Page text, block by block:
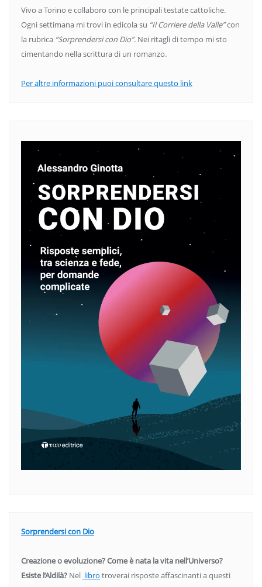
Vivo a Torino e collaboro con le principali testate cattoliche.
Ogni settimana mi trovi in edicola su “Il Corriere della Valle”con
la rubrica “Sorprendersi con Dio”. Nei ritagli di tempo mi sto
cimentando nella scrittura di un romanzo.
Per altre informazioni puoi consultare questo link
Sorprendersi con Dio
Creazione o evoluzione? Come è nata la vita nell’Universo?
Esiste l’Aldilà? Nel libro troverai risposte affascinanti a questi